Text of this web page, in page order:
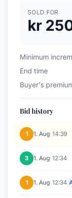
SOLD FOR
kr
Minimum
End time
Buyer's
Bid history
1 1. Aug·14:39
3 1. Aug·12:34
1 1. Aug·12:34